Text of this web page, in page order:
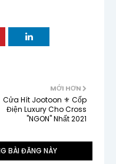
MỚI HƠN
Cửa Hít Jootoon ⚜ Cốp
Điện Luxury Cho Cross
"NGON" Nhất 2021
BÀI ĐĂNG NÀY